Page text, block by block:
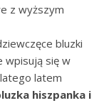
z wyższym
bluzki
wpisują się w
latem
hiszpanka i